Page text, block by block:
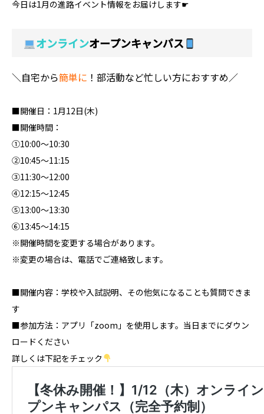
今日は1月の進路イベント情報をお届けします☛
オンラインオープンキャンパス
＼自宅から簡単に ！部活動など忙しい方におすすめ／
■開催日：1月12日(木)
■開催時間：
①10:00～10:30
②10:45～11:15
③11:30～12:00
④12:15～12:45
⑤13:00～13:30
⑥13:45～14:15
※開催時間を変更する場合があります。
※変更の場合は、電話でご連絡致します。
■開催内容：学校や入試説明、その他気になることも質問できま
す
■参加方法：アプリ「zoom」を使用します。当日までにダウン
ロードください
詳しくは下記をチェック